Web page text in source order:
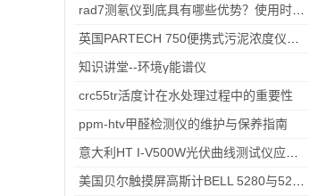
知识讲堂--环境γ能谱仪
crc55tr活度计在水处理过程中的重要性
ppm-htv甲醛检测仪的维护与保养指南